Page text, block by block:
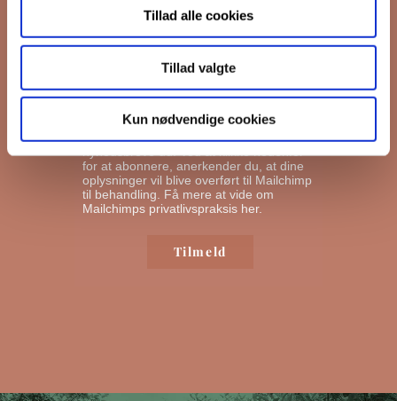
Tillad alle cookies
Tillad valgte
Kun nødvendige cookies
at kontakte dig i forbindelse med
det, skal du bekræfte, at vi gerne må
sende dig emails.
Du kan læse vores
privatlivspolitik her.
I må gerne sende mig emails
Vi bruger Mailchimp til at sende
for at abonnere, anerkender du, at dine
oplysninger vil blive overført til Mailchimp
til behandling. Få mere at vide om
Mailchimps privatlivspraksis her.